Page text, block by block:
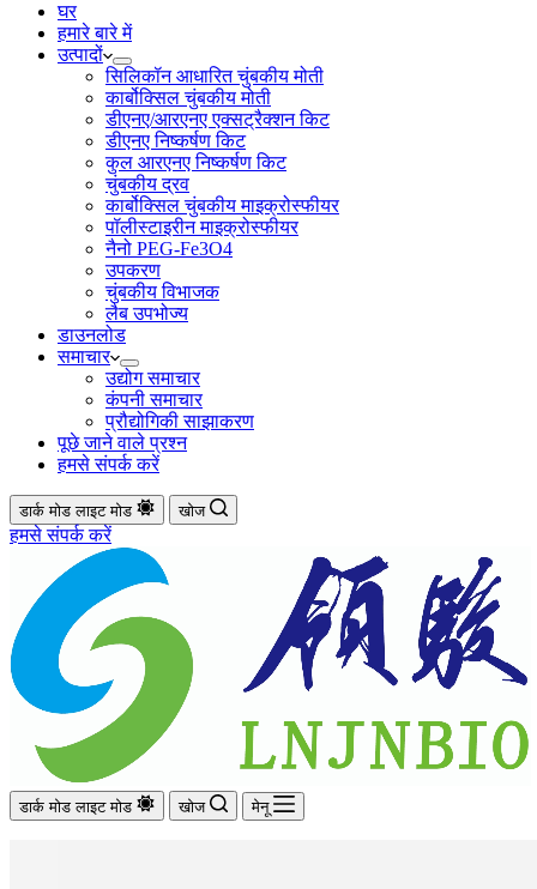
घर
हमारे बारे में
उत्पादों
सिलिकॉन आधारित चुंबकीय मोती
कार्बोक्सिल चुंबकीय मोती
डीएनए/आरएनए एक्सट्रैक्शन किट
डीएनए निष्कर्षण किट
कुल आरएनए निष्कर्षण किट
चुंबकीय द्रव
कार्बोक्सिल चुंबकीय माइक्रोस्फीयर
पॉलीस्टाइरीन माइक्रोस्फीयर
नैनो PEG-Fe3O4
उपकरण
चुंबकीय विभाजक
लैब उपभोज्य
डाउनलोड
समाचार
उद्योग समाचार
कंपनी समाचार
प्रौद्योगिकी साझाकरण
पूछे जाने वाले प्रश्न
हमसे संपर्क करें
डार्क मोड लाइट मोड खोज
हमसे संपर्क करें
डार्क मोड लाइट मोड खोज मेनू